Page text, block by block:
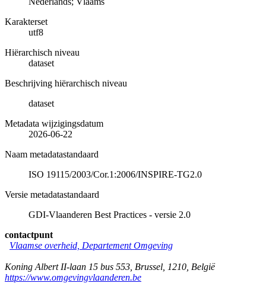
Karakterset
utf8
Hiërarchisch niveau
dataset
Beschrijving hiërarchisch niveau
dataset
Metadata wijzigingsdatum
2026-06-22
Naam metadatastandaard
ISO 19115/2003/Cor.1:2006/INSPIRE-TG2.0
Versie metadatastandaard
GDI-Vlaanderen Best Practices - versie 2.0
contactpunt
Vlaamse overheid, Departement Omgeving
Koning Albert II-laan 15 bus 553 Brussel 1210 België
https://www.omgevingvlaanderen.be